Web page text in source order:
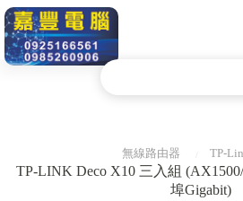
無線路由器 TP-
TP-LINK Deco X10 三入組
埠Gigabit)